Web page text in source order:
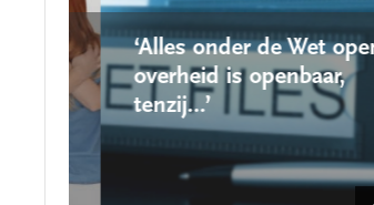
‘Alles onder de Wet open
overheid is openbaar,
tenzij…’